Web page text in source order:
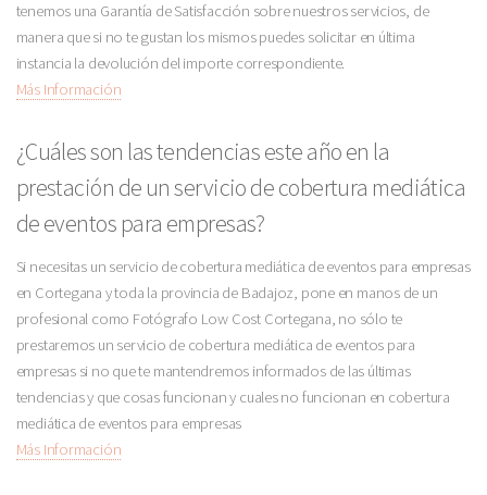
tenemos una Garantía de Satisfacción sobre nuestros servicios, de
manera que si no te gustan los mismos puedes solicitar en última
instancia la devolución del importe correspondiente.
Más Información
¿Cuáles son las tendencias este año en la
prestación de un servicio de cobertura mediática
de eventos para empresas?
Si necesitas un servicio de cobertura mediática de eventos para empresas
en Cortegana y toda la provincia de Badajoz, pone en manos de un
profesional como Fotógrafo Low Cost Cortegana, no sólo te
prestaremos un servicio de cobertura mediática de eventos para
empresas si no que te mantendremos informados de las últimas
tendencias y que cosas funcionan y cuales no funcionan en cobertura
mediática de eventos para empresas
Más Información